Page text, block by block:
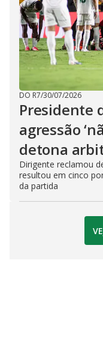
DO R7/30/07/2026
Presidente
agressão
detona
Dirigente reclamou
resultou em cinco
da partida